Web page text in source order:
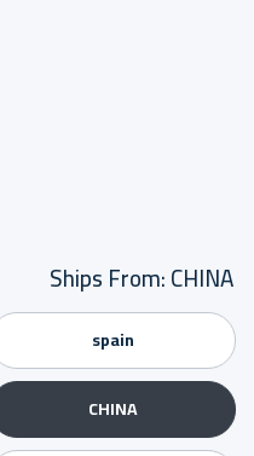
Ships From:CHINA
spain
CHINA